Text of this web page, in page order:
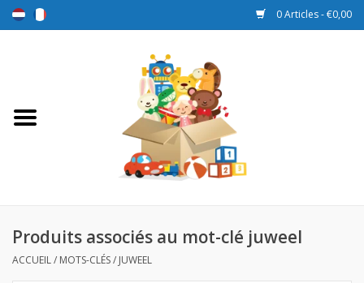
0 Articles - €0,00
Jouets
Boîtes de récompense
Produits associés au mot-clé juweel
ACCUEIL/ MOTS-CLÉS/ JUWEEL